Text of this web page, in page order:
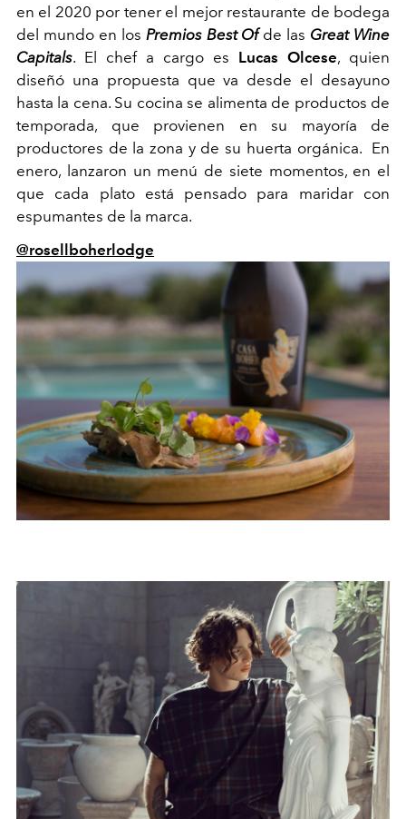
en el 2020 por tener el mejor restaurante de bodega
del mundo en los Premios Best Ofde las Great Wine
Capitals. El chef a cargo es Lucas Olcese, quien
diseñó una propuesta que va desde el desayuno
hasta la cena. Su cocina se alimenta de productos de
temporada, que provienen en su mayoría de
productores de la zona y de su huerta orgánica. En
enero, lanzaron un menú de siete momentos, en el
que cada plato está pensado para maridar con
espumantes de la marca.
@rosellboherlodge